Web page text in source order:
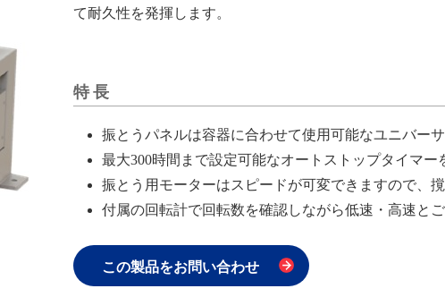
て耐久性を発揮します。
特長
振とうパネルは容器に合わせて使用可能なユニバーサ
最大300時間まで設定可能なオートストップタイマー
振とう用モーターはスピードが可変できますので、
付属の回転計で回転数を確認しながら低速・高速と
この製品をお問い合わせ